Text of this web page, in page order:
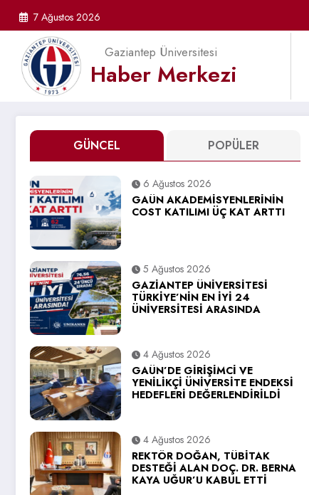
7 Ağustos 2026
Gaziantep Üniversitesi
Haber Merkezi
GÜNCEL POPÜLER
6 Ağustos 2026
GAÜN AKADEMİSYENLERİNİN
COST KATILIMI ÜÇ KAT ARTTI
5 Ağustos 2026
GAZİANTEP ÜNİVERSİTESİ
TÜRKİYE’NİN EN İYİ 24
ÜNİVERSİTESİ ARASINDA
4 Ağustos 2026
GAÜN’DE GİRİŞİMCİ VE
YENİLİKÇİ ÜNİVERSİTE ENDEKSİ
HEDEFLERİ DEĞERLENDİRİLDİ
4 Ağustos 2026
REKTÖR DOĞAN, TÜBİTAK
DESTEĞİ ALAN DOÇ. DR. BERNA
KAYA UĞUR’U KABUL ETTİ